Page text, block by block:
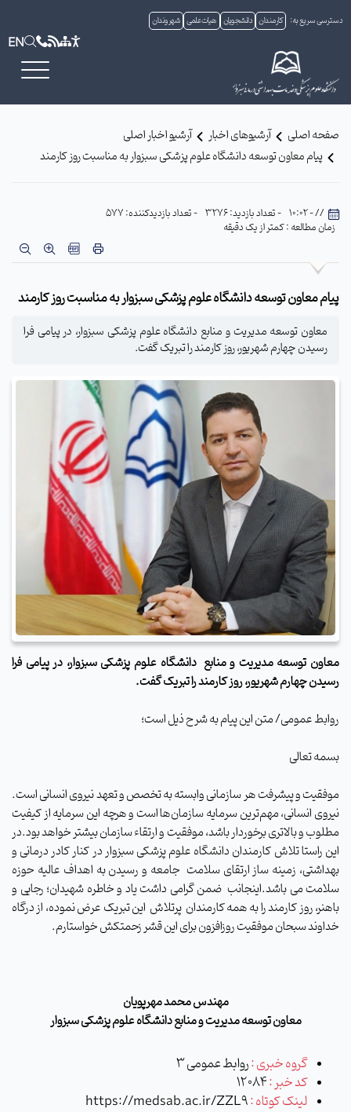
دسترسی سریع به: کارمندان دانشجویان هیات علمی شهروندان
EN
صفحه اصلی آرشیوهای اخبار
آرشیو اخبار اصلی
پیام معاون توسعه دانشگاه علوم پزشکی سبزوار به مناسبت روز کارمند
// - 10:02 - تعداد بازدید: 3276
- تعداد بازدیدکننده: 577
زمان مطالعه : کمتر از یک دقیقه
پیام معاون توسعه دانشگاه علوم پزشکی سبزوار به مناسبت روز کارمند
معاون توسعه مدیریت و منابع دانشگاه علوم پزشکی سبزوار، در پیامی فرا
رسیدن چهارم شهریور، روز کارمند را تبریک گفت.
معاون توسعه مدیریت و منابع دانشگاه علوم پزشکی سبزوار، در پیامی فرا
رسیدن چهارم شهریور، روز کارمند را تبریک گفت.
روابط عمومی/ متن این پیام به شرح ذیل است؛
بسمه تعالی
موفقیت و پیشرفت هر سازمانی وابسته به تخصص و تعهد نیروی انسانی است.
نیروی انسانی، مهم‌ترین سرمایه سازمان‌ها است و هرچه این سرمایه از کیفیت
مطلوب و بالاتری برخوردار باشد، موفقیت و ارتقاء سازمان بیشتر خواهد بود.در
این راستا تلاش کارمندان دانشگاه علوم پزشکی سبزوار در کنار کادر درمانی و
بهداشتی، زمینه ساز ارتقای سلامت جامعه و رسیدن به اهداف عالیه حوزه
سلامت می باشد.اینجانب ضمن گرامی داشت یاد و خاطره شهیدان؛ رجایی و
باهنر، روز کارمند را به همه کارمندان پرتلاش این تبریک عرض نموده، از درگاه
خداوند سبحان موفقیت روزافزون برای این قشر زحمتکش خواستارم.
مهندس محمد مهرپویان
معاون توسعه مدیریت و منابع دانشگاه علوم پزشکی سبزوار
گروه خبری :روابط عمومی 3
کد خبر :12084
لینک کوتاه :https://medsab.ac.ir/ZZL9